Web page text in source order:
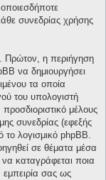
συνεδρίας χρήσης
Πρώτον, η περιήγηση
να δημιουργήσει
τα οποία
του υπολογιστή
μέλους
συνεδρίας (εφεξής
λογισμικό phpBB.
σε θέματα μέσα
να καταγράφεται ποια
εμπειρία σας ως